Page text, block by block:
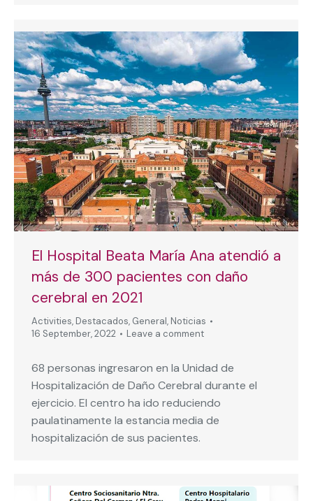
El Hospital Beata María Ana atendió a
más de 300 pacientes con daño
cerebral en 2021
Activities, Destacados, General, Noticias
16 September, 2022
Leave a comment
68 personas ingresaron en la Unidad de
Hospitalización de Daño Cerebral durante el
ejercicio. El centro ha ido reduciendo
paulatinamente la estancia media de
hospitalización de sus pacientes.